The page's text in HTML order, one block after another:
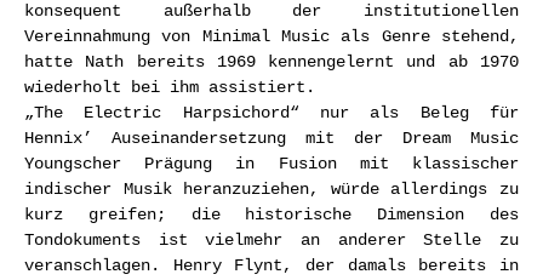
konsequent außerhalb der institutionellen
Vereinnahmung von Minimal Music als Genre stehend,
hatte Nath bereits 1969 kennengelernt und ab 1970
wiederholt bei ihm assistiert.
„The Electric Harpsichord“ nur als Beleg für
Hennix’ Auseinandersetzung mit der Dream Music
Youngscher Prägung in Fusion mit klassischer
indischer Musik heranzuziehen, würde allerdings zu
kurz greifen; die historische Dimension des
Tondokuments ist vielmehr an anderer Stelle zu
veranschlagen. Henry Flynt, der damals bereits in